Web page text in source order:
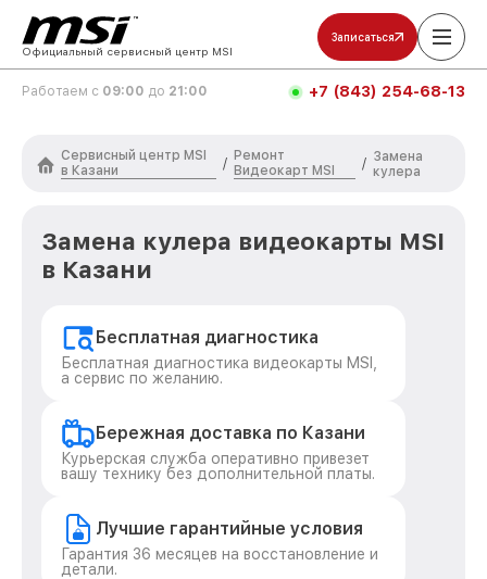
Официальный сервисный центр MSI
Записаться
Работаем с 09:00 до 21:00 +7 (843) 254-68-13
Сервисный центр MSI
в Казани
/
Ремонт
Видеокарт MSI
/ Замена
кулера
Замена кулера видеокарты MSI
в Казани
Бесплатная диагностика
Бесплатная диагностика видеокарты MSI,
а сервис по желанию.
Бережная доставка по Казани
Курьерская служба оперативно привезет
вашу технику без дополнительной платы.
Лучшие гарантийные условия
Гарантия 36 месяцев на восстановление и
детали.